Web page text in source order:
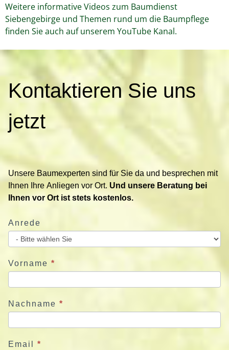
Weitere informative Videos zum Baumdienst
Siebengebirge und Themen rund um die Baumpflege
finden Sie auch auf unserem YouTube Kanal.
o
n
t
e
r
e
S
e
u
n
s
e
t
Kontaktieren Sie uns
jetzt
Unsere Baumexperten sind für Sie da und besprechen mit
Ihnen Ihre Anliegen vor Ort. Und unsere Beratung bei
Ihnen vor Ort ist stets kostenlos.
Anrede
Vorname *
Nachname *
Email *